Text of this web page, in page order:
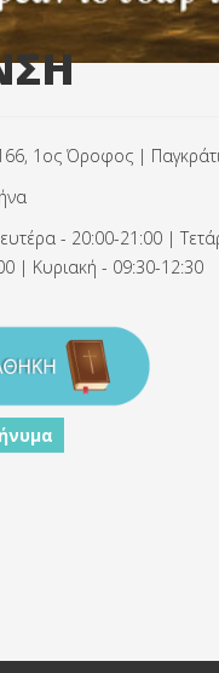
1ος Όροφος |
- 20:00-21:00 |
| Κυριακή - 09:30-12:30